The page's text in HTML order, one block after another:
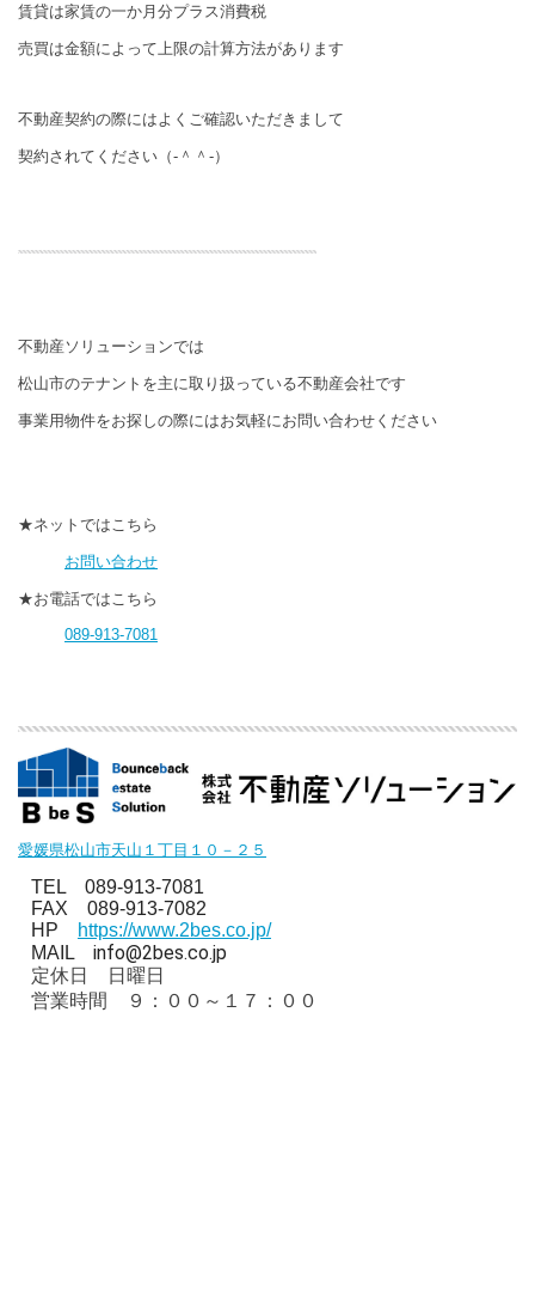
賃貸は家賃の一か月分プラス消費税
売買は金額によって上限の計算方法があります
不動産契約の際にはよくご確認いただきまして
契約されてください（‐＾＾‐）
不動産ソリューションでは
松山市のテナントを主に取り扱っている不動産会社です
事業用物件をお探しの際にはお気軽にお問い合わせください
★ネットではこちら
お問い合わせ
★お電話ではこちら
089-913-7081
愛媛県松山市天山１丁目１０－２５
TEL 089-913-7081
FAX 089-913-7082
HP
https://www.2bes.co.jp/
MAIL info@2bes.co.jp
定休日 日曜日
営業時間 ９：００～１７：００